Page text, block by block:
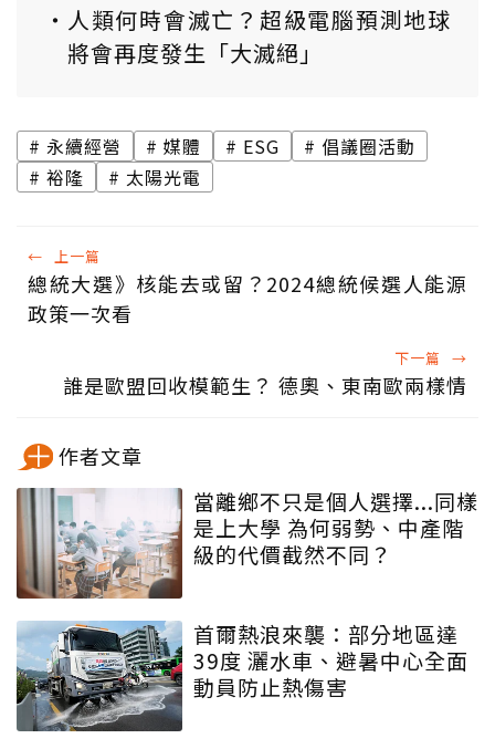
人類何時會滅亡？超級電腦預測地球
將會再度發生「大滅絕」
永續經營 媒體 ESG
倡議圈活動
裕隆
太陽光電
← 上一篇
總統大選》核能去或留？2024總統候選人能源
政策一次看
下一篇 →
誰是歐盟回收模範生？ 德奧、東南歐兩樣情
作者文章
當離鄉不只是個人選擇...同樣
是上大學 為何弱勢、中產階
級的代價截然不同？
首爾熱浪來襲：部分地區達
39度 灑水車、避暑中心全面
動員防止熱傷害